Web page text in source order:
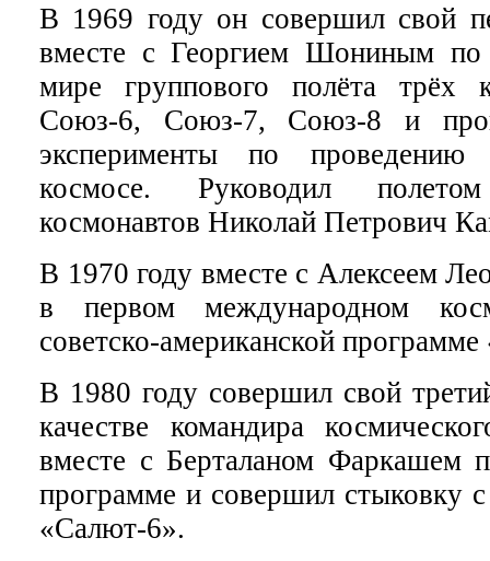
В 1969 году он совершил свой
вместе с Георгием Шониным по
мире группового полёта трёх
Союз-6, Союз-7, Союз-8 и
эксперименты по
космосе. Руководил
космонавтов Николай Петрович
В 1970 году вместе с Алексеем
в первом международном
советско-американской
В 1980 году совершил свой
качестве командира
вместе с Берталаном Фаркашем
программе и совершил стыковку
«Салют-6».